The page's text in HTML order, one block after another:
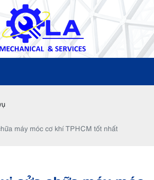
máy móc cơ khí TPHCM tốt nhất